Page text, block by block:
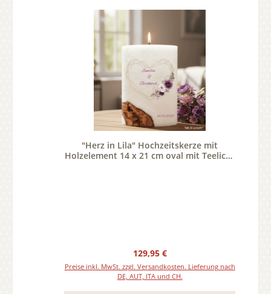
"Herz in Lila" Hochzeitskerze mit
Holzelement 14 x 21 cm oval mit Teelicht
Regulärer Preis:
129,95 €
Preise inkl. MwSt. zzgl. Versandkosten. Lieferung nach
DE, AUT, ITA und CH.